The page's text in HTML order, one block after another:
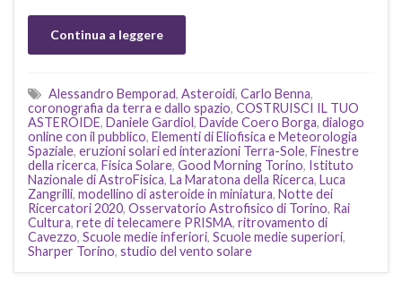
Continua a leggere
Alessandro Bemporad, Asteroidi, Carlo Benna,
coronografia da terra e dallo spazio, COSTRUISCI IL TUO
ASTEROIDE, Daniele Gardiol, Davide Coero Borga, dialogo
online con il pubblico, Elementi di Eliofisica e Meteorologia
Spaziale, eruzioni solari ed interazioni Terra-Sole, Finestre
della ricerca, Fisica Solare, Good Morning Torino, Istituto
Nazionale di AstroFisica, La Maratona della Ricerca, Luca
Zangrilli, modellino di asteroide in miniatura, Notte dei
Ricercatori 2020, Osservatorio Astrofisico di Torino, Rai
Cultura, rete di telecamere PRISMA, ritrovamento di
Cavezzo, Scuole medie inferiori, Scuole medie superiori,
Sharper Torino, studio del vento solare